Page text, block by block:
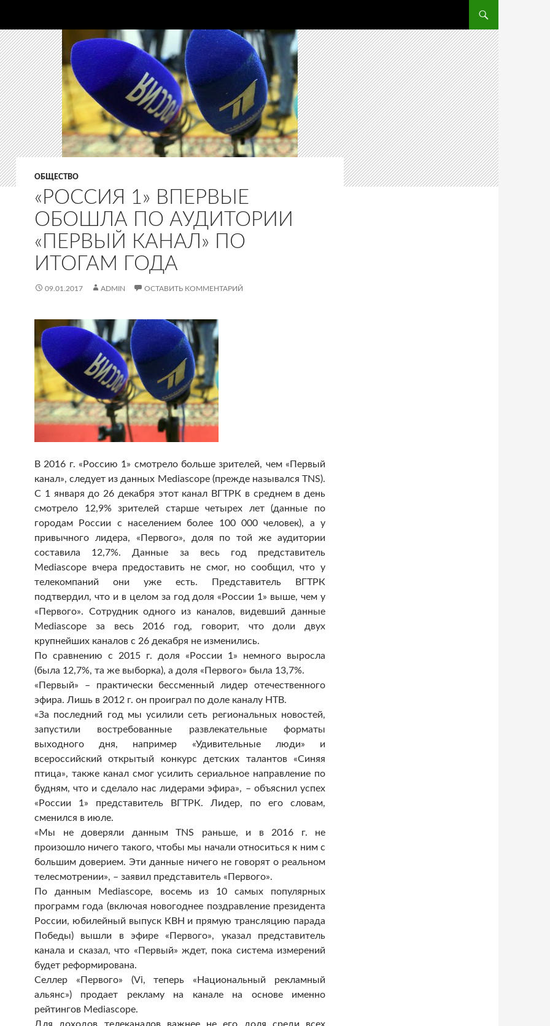
ОБЩЕСТВО
«РОССИЯ 1» ВПЕРВЫЕ
ОБОШЛА ПО АУДИТОРИИ
«ПЕРВЫЙ КАНАЛ» ПО
ИТОГАМ ГОДА
09.01.2017 ADMIN ОСТАВИТЬ КОММЕНТАРИЙ
В 2016 г. «Россию 1» смотрело больше зрителей, чем «Первый
канал», следует из данных Mediascope (прежде назывался TNS).
С 1 января до 26 декабря этот канал ВГТРК в среднем в день
смотрело 12,9% зрителей старше четырех лет (данные по
городам России с населением более 100 000 человек), а у
привычного лидера, «Первого», доля по той же аудитории
составила 12,7%. Данные за весь год представитель
Mediascope вчера предоставить не смог, но сообщил, что у
телекомпаний они уже есть. Представитель ВГТРК
подтвердил, что и в целом за год доля «России 1» выше, чем у
«Первого». Сотрудник одного из каналов, видевший данные
Mediascope за весь 2016 год, говорит, что доли двух
крупнейших каналов с 26 декабря не изменились.
По сравнению с 2015 г. доля «России 1» немного выросла
(была 12,7%, та же выборка), а доля «Первого» была 13,7%.
«Первый» – практически бессменный лидер отечественного
эфира. Лишь в 2012 г. он проиграл по доле каналу НТВ.
«За последний год мы усилили сеть региональных новостей,
запустили востребованные развлекательные форматы
выходного дня, например «Удивительные люди» и
всероссийский открытый конкурс детских талантов «Синяя
птица», также канал смог усилить сериальное направление по
будням, что и сделало нас лидерами эфира», – объяснил успех
«России 1» представитель ВГТРК. Лидер, по его словам,
сменился в июле.
«Мы не доверяли данным TNS раньше, и в 2016 г. не
произошло ничего такого, чтобы мы начали относиться к ним с
большим доверием. Эти данные ничего не говорят о реальном
телесмотрении», – заявил представитель «Первого».
По данным Media­scope, восемь из 10 самых популярных
программ года (включая новогоднее поздравление президента
России, юбилейный выпуск КВН и прямую трансляцию парада
Победы) вышли в эфире «Первого», указал представитель
канала и сказал, что «Первый» ждет, пока система измерений
будет реформирована.
Селлер «Первого» (Vi, теперь «Национальный рекламный
альянс») продает рекламу на канале на основе именно
рейтингов Mediascope.